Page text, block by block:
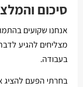
סיכום
אנחנו שקועים
מצליחים להגיע
בעבודה.
בחרתי הפעם להציג